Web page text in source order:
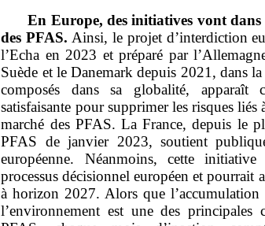
En Europe, des initiatives vont dans
des PFAS. Ainsi, le projet d’interdiction
l’Echa en 2023 et préparé par
Suède et le Danemark depuis 2021, dans
composés dans sa globalité, apparaît
satisfaisante pour supprimer les risques
marché des PFAS. La France, depuis le
PFAS de janvier 2023, soutient
européenne. Néanmoins, cette
processus décisionnel européen et pourrait
à horizon 2027. Alors que l’accumulation
l’environnement est une des principales